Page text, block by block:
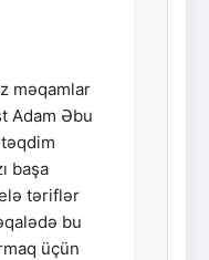
məqamlar
Adam Əbu
başa
təriflər
bu
üçün